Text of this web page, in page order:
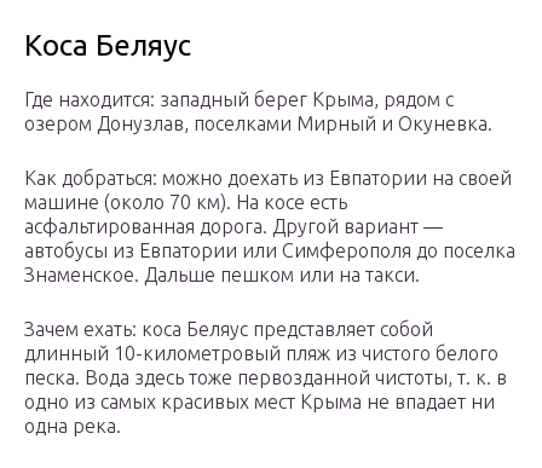
Коса Беляус
Где находится: западный берег Крыма, рядом с
озером Донузлав, поселками Мирный и Окуневка.
Как добраться: можно доехать из Евпатории на своей
машине (около 70 км). На косе есть
асфальтированная дорога. Другой вариант —
автобусы из Евпатории или Симферополя до поселка
Знаменское. Дальше пешком или на такси.
Зачем ехать: коса Беляус представляет собой
длинный 10-километровый пляж из чистого белого
песка. Вода здесь тоже первозданной чистоты, т. к. в
одно из самых красивых мест Крыма не впадает ни
одна река.